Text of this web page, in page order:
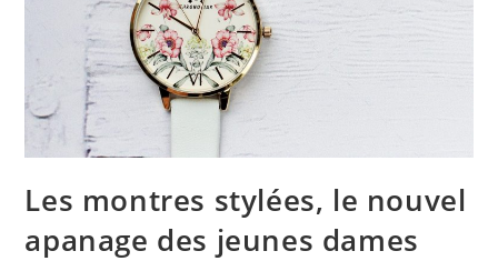
Les montres stylées, le nouvel
apanage des jeunes dames